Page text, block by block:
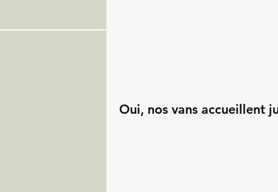
Oui, nos vans accueillent